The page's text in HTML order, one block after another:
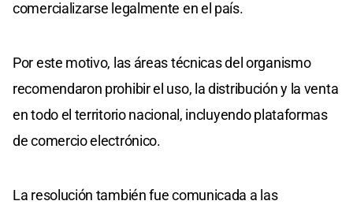
comercializarse legalmente en el país.
Por este motivo, las áreas técnicas del organismo
recomendaron prohibir el uso, la distribución y la venta
en todo el territorio nacional, incluyendo plataformas
de comercio electrónico.
La resolución también fue comunicada a las